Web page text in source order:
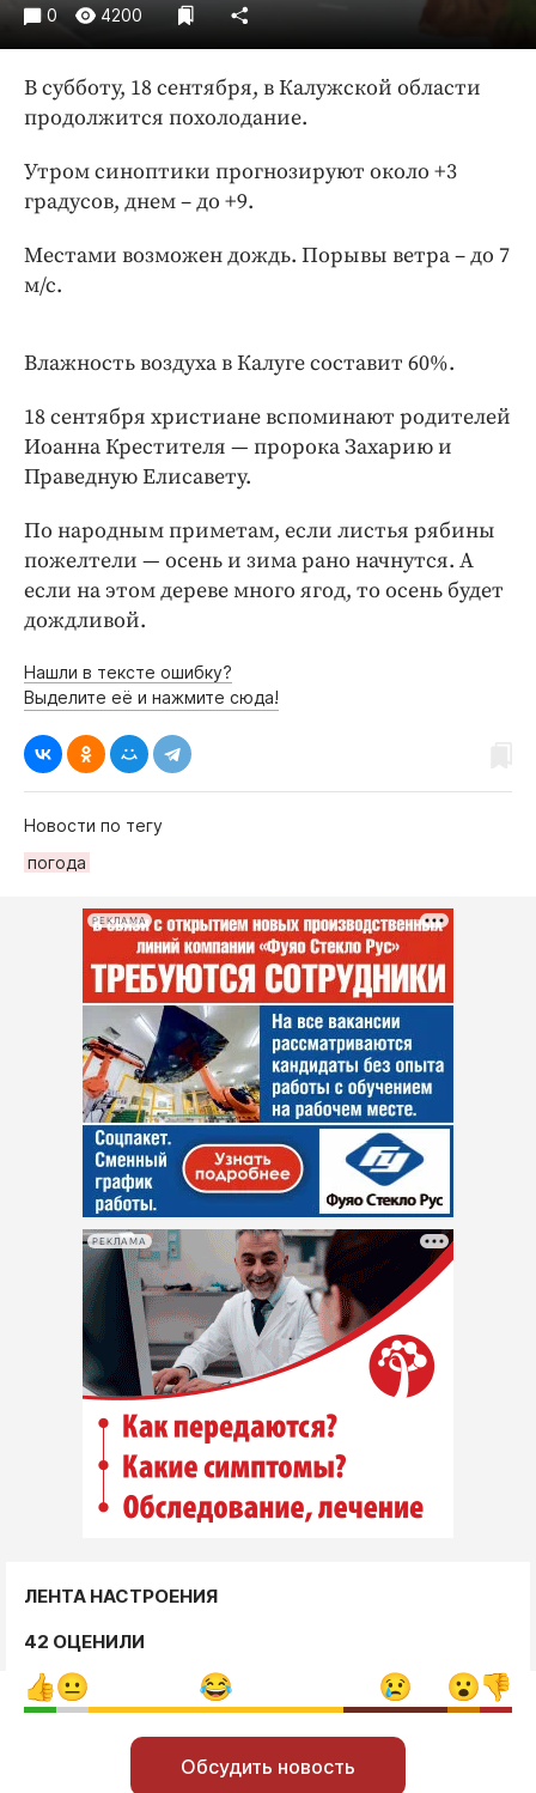
Блоги
Издания
Интересное чтиво
Бренд года
0 4200
В субботу, 18 сентября, в Калужской области
продолжится похолодание.
Утром синоптики прогнозируют около +3
градусов, днем – до +9.
Местами возможен дождь. Порывы ветра – до 7
м/с.
Влажность воздуха в Калуге составит 60%.
18 сентября христиане вспоминают родителей
Иоанна Крестителя — пророка Захарию и
Праведную Елисавету.
По народным приметам, если листья рябины
пожелтели — осень и зима рано начнутся. А
если на этом дереве много ягод, то осень будет
дождливой.
Нашли в тексте ошибку?
Выделите её и нажмите сюда!
Новости по тегу
погода
РЕКЛАМА
РЕКЛАМА
ЛЕНТА НАСТРОЕНИЯ
42 ОЦЕНИЛИ
Обсудить новость